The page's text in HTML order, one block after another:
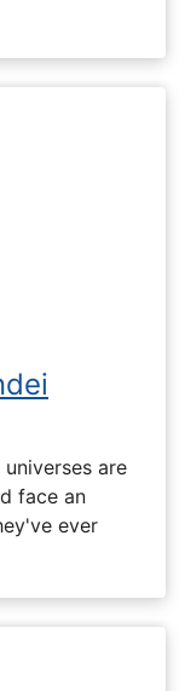
are
face an
ever